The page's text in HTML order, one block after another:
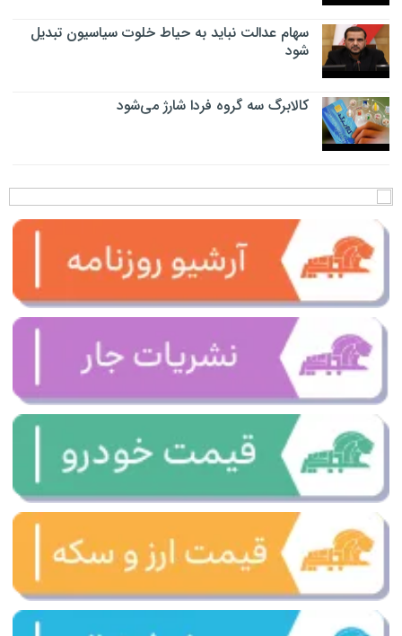
سهام عدالت نباید به حیاط خلوت سیاسیون تبدیل
شود
کالابرگ سه گروه فردا شارژ می‌شود